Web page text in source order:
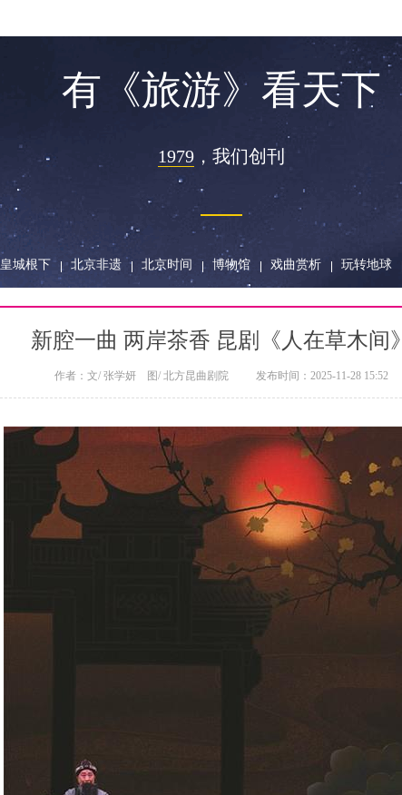
有《旅游》看天下
1979 ， 我们创刊
皇城根下 北京非遗 北京时间 博物馆 戏曲赏析 玩转地球
新腔一曲 两岸茶香 昆剧《人在草木间》
作者： 文/ 张学妍 图/ 北方昆曲剧院 发布时间： 2025-11-28 15:52